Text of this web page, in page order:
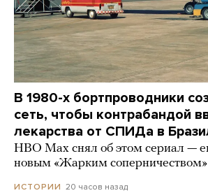
В 1980-х бортпроводники
сеть, чтобы контрабандой
лекарства от СПИДа в
HBO Max снял об этом сериал —
новым «Жарким соперничеством»
ИСТОРИИ 20 часов назад